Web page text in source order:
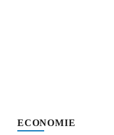
ECONOMIE